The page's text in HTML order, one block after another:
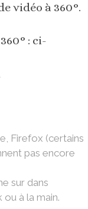
vidéo à 360°.
: ci-
Firefox (certains
pas encore
sur dans
à la main.